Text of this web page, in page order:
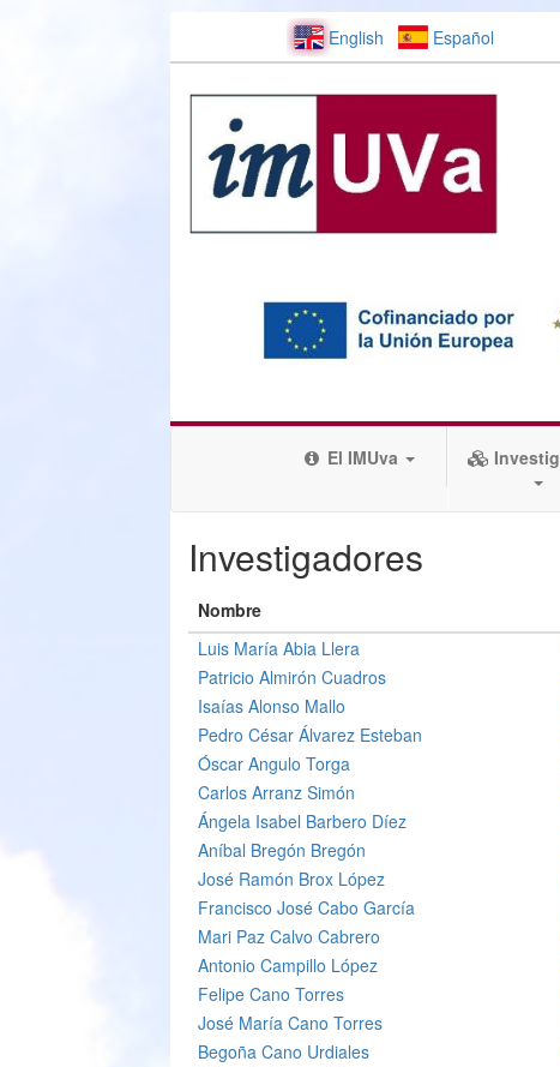
English Español
El IMUva
Investigadores
Nombre
Luis María Abia Llera
Patricio Almirón Cuadros
Isaías Alonso Mallo
Pedro César Álvarez Esteban
Óscar Angulo Torga
Carlos Arranz Simón
Ángela Isabel Barbero Díez
Aníbal Bregón Bregón
José Ramón Brox López
Francisco José Cabo García
Mari Paz Calvo Cabrero
Antonio Campillo López
Felipe Cano Torres
José María Cano Torres
Begoña Cano Urdiales